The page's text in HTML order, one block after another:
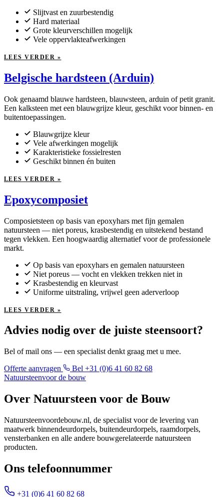
Slijtvast en zuurbestendig
Hard materiaal
Grote kleurverschillen mogelijk
Vele oppervlakteafwerkingen
LEES VERDER »
Belgische hardsteen (Arduin)
Ook genaamd blauwe hardsteen, blauwsteen, arduin of petit granit.
Een kalksteen met een blauwgrijze kleur, geschikt voor binnen- en
buitentoepassingen.
Blauwgrijze kleur
Vele afwerkingen mogelijk
Karakteristieke fossielresten
Geschikt binnen én buiten
LEES VERDER »
Epoxycomposiet
Composietsteen op basis van epoxyhars met fijn gemalen
natuursteen — niet poreus, krasbestendig en uitstekend bestand
tegen vlekken. Een hoogwaardig alternatief voor de professionele
markt.
Op basis van epoxyhars en gemalen natuursteen
Niet poreus — vocht en vlekken trekken niet in
Krasbestendig en kleurvast
Uniforme uitstraling, vrijwel geen aderverloop
LEES VERDER »
Advies nodig over de juiste steensoort?
Bel of mail ons — een specialist denkt graag met u mee.
Offerte aanvragen
Bel +31 (0)6 41 60 82 68
Natuursteenvoor de bouw
Over Natuursteen voor de Bouw
Natuursteenvoordebouw.nl, de specialist voor de levering van
maatwerk binnendeurdorpels, buitendeurdorpels, raamdorpels,
vensterbanken en alle andere bouwgerelateerde natuursteen
producten.
Ons telefoonnummer
+31 (0)6 41 60 82 68